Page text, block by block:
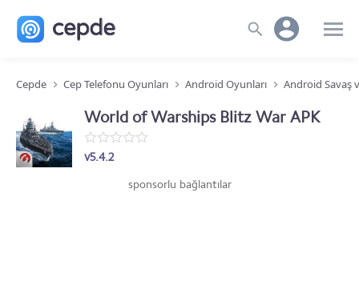
Cepde Cep Telefonu Oyunları Android Oyunları Android Savaş
World of Warships Blitz War APK
v5.4.2
sponsorlu bağlantılar